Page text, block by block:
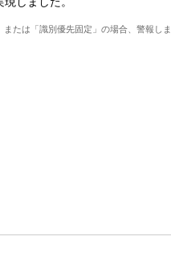
たは「識別優先固定」の場合、警報しま